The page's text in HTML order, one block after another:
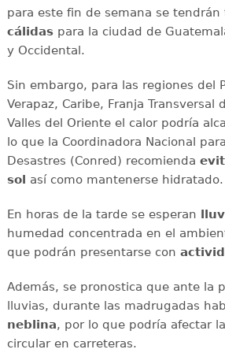
para este fin de semana se
cálidaspara la ciudad de
y Occidental.
Sin embargo, para las regiones del
Verapaz, Caribe, Franja Transversal
Valles del Oriente el calor podría
lo que la Coordinadora Nacional
Desastres (Conred) recomienda
sol así como mantenerse hidratado.
En horas de la tarde se esperan
humedad concentrada en el
que podrán presentarse con
Además, se pronostica que ante la
lluvias, durante las madrugadas
neblina, por lo que podría afectar
circular en carreteras.